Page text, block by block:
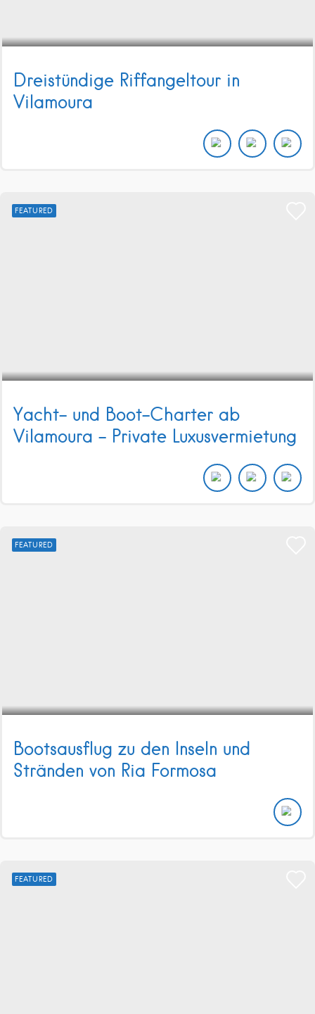
Dreistündige Riffangeltour in
Vilamoura
FEATURED
Yacht- und Boot-Charter ab
Vilamoura – Private Luxusvermietung
FEATURED
Bootsausflug zu den Inseln und
Stränden von Ria Formosa
FEATURED